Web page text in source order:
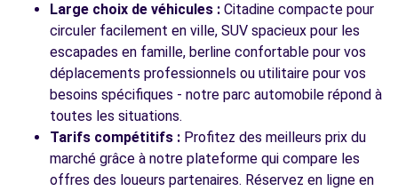
Voir toutes les agences
Large choix de véhicules : Citadine compacte pour
circuler facilement en ville, SUV spacieux pour les
escapades en famille, berline confortable pour vos
déplacements professionnels ou utilitaire pour vos
besoins spécifiques - notre parc automobile répond à
toutes les situations.
Tarifs compétitifs : Profitez des meilleurs prix du
marché grâce à notre plateforme qui compare les
offres des loueurs partenaires. Réservez en ligne en